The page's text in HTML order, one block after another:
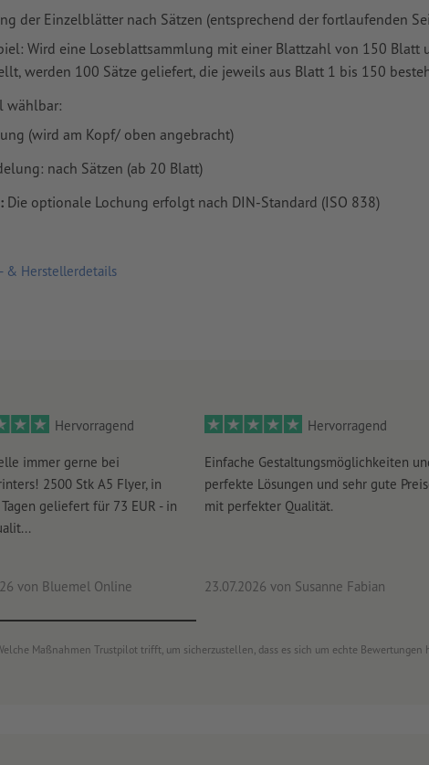
Druckdaten richtig an?
der Einzelblätter nach Sätzen (entsprechend der fortlaufenden
Wird eine Loseblattsammlung mit einer Blattzahl von 150 Blatt
werden 100 Sätze geliefert, die jeweils aus Blatt 1 bis 150
wählbar:
(wird am Kopf/ oben angebracht)
nach Sätzen (ab 20 Blatt)
Die optionale Lochung erfolgt nach DIN-Standard (ISO 838)
& Herstellerdetails
Hervorragend
immer gerne bei
2500 Stk A5 Flyer, in
geliefert für 73 EUR - in
von Bluemel Online
Hervorragend
Einfache Gestaltungsmöglichkeiten
perfekte Lösungen und sehr gute
mit perfekter Qualität.
23.07.2026 von Susanne Fabian
Maßnahmen Trustpilot trifft, um sicherzustellen, dass es sich um echte Bewertungen